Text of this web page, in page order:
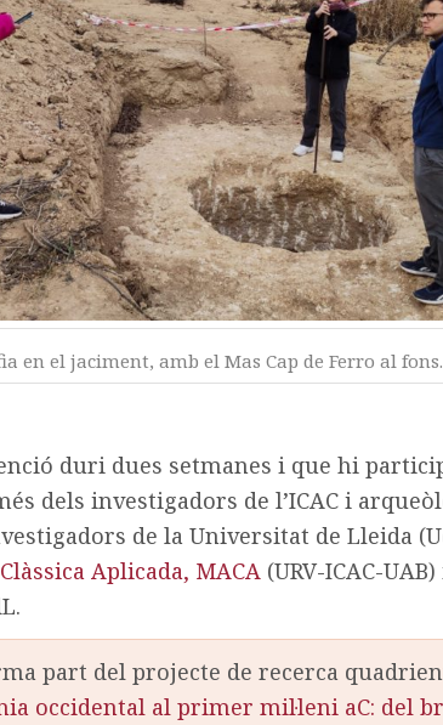
en el jaciment, amb el Mas Cap de Ferro al fons.
duri dues setmanes i que hi
dels investigadors de l’ICAC i
de la Universitat de Lleida
Aplicada, MACA (URV-ICAC-
part del projecte de recerca
occidental al primer mil·leni aC: del